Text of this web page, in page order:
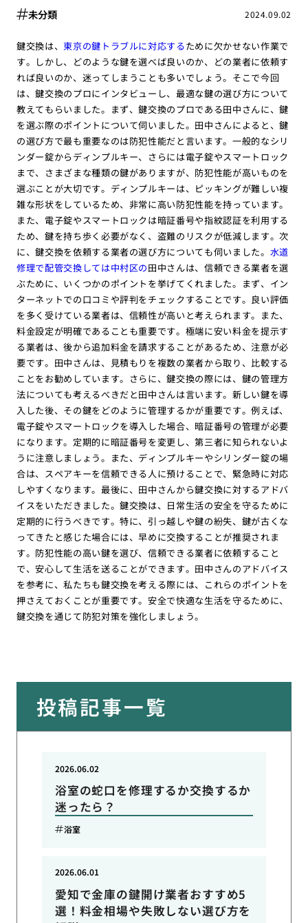
2024.09.02
未分類
鍵交換は、東京の鍵トラブルに対応するために欠かせない作業で
す。しかし、どのような鍵を選べば良いのか、どの業者に依頼す
れば良いのか、迷ってしまうことも多いでしょう。そこで今回
は、鍵交換のプロにインタビューし、最適な鍵の選び方について
教えてもらいました。まず、鍵交換のプロである田中さんに、鍵
を選ぶ際のポイントについて伺いました。田中さんによると、鍵
の選び方で最も重要なのは防犯性能だと言います。一般的なシリ
ンダー錠からディンプルキー、さらには電子錠やスマートロック
まで、さまざまな種類の鍵がありますが、防犯性能が高いものを
選ぶことが大切です。ディンプルキーは、ピッキングが難しい複
雑な形状をしているため、非常に高い防犯性能を持っています。
また、電子錠やスマートロックは暗証番号や指紋認証を利用する
ため、鍵を持ち歩く必要がなく、盗難のリスクが低減します。次
に、鍵交換を依頼する業者の選び方についても伺いました。 水道
修理で配管交換しては中村区の田中さんは、信頼できる業者を選
ぶために、いくつかのポイントを挙げてくれました。まず、イン
ターネットでの口コミや評判をチェックすることです。良い評価
を多く受けている業者は、信頼性が高いと考えられます。また、
料金設定が明確であることも重要です。極端に安い料金を提示す
る業者は、後から追加料金を請求することがあるため、注意が必
要です。田中さんは、見積もりを複数の業者から取り、比較する
ことをお勧めしています。さらに、鍵交換の際には、鍵の管理方
法についても考えるべきだと田中さんは言います。新しい鍵を導
入した後、その鍵をどのように管理するかが重要です。例えば、
電子錠やスマートロックを導入した場合、暗証番号の管理が必要
になります。定期的に暗証番号を変更し、第三者に知られないよ
うに注意しましょう。また、ディンプルキーやシリンダー錠の場
合は、スペアキーを信頼できる人に預けることで、緊急時に対応
しやすくなります。最後に、田中さんから鍵交換に対するアドバ
イスをいただきました。鍵交換は、日常生活の安全を守るために
定期的に行うべきです。特に、引っ越しや鍵の紛失、鍵が古くな
ってきたと感じた場合には、早めに交換することが推奨されま
す。防犯性能の高い鍵を選び、信頼できる業者に依頼すること
で、安心して生活を送ることができます。田中さんのアドバイス
を参考に、私たちも鍵交換を考える際には、これらのポイントを
押さえておくことが重要です。安全で快適な生活を守るために、
鍵交換を通じて防犯対策を強化しましょう。
投稿記事一覧
浴室の蛇口を修理するか交換するか
迷ったら？
2026.06.02
浴室
愛知で金庫の鍵開け業者おすすめ5
選！料金相場や失敗しない選び方を
2026.06.01